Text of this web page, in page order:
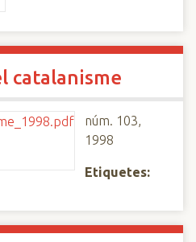
catalanisme
núm. 103,
1998
Etiquetes: